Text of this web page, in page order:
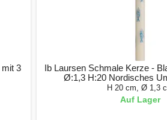
3
Ib Laursen Schmale Kerze -
Ø:1,3 H:20 Nordisches
H 20 cm, Ø 1,3
Auf Lager